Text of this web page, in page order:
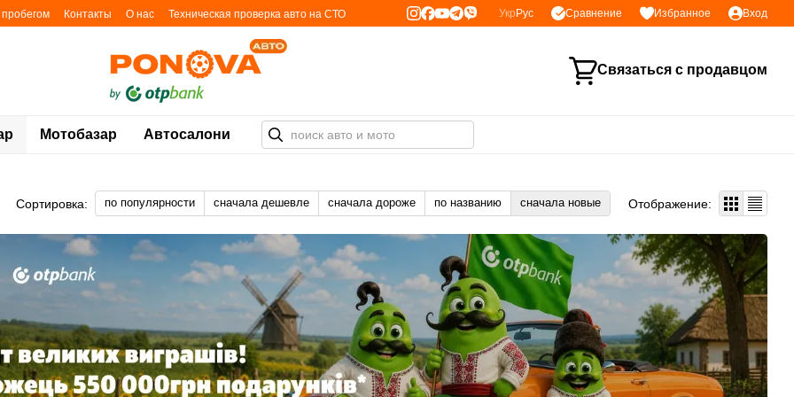
Контакты О нас
Техническая проверка авто на СТО
Укр Рус Сравнение Избранное Вход
Связаться с продавцом
Мотобазар Автосалони
Сортировка: по популярности сначала дешевле сначала дороже по названию сначала новые Отображение: